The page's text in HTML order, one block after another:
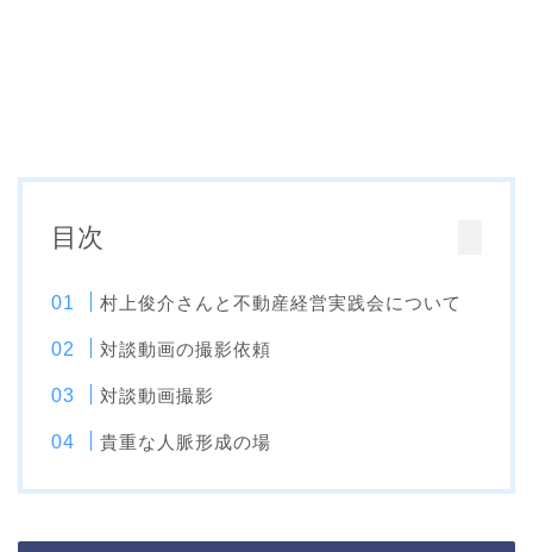
目次
村上俊介さんと不動産経営実践会について
対談動画の撮影依頼
対談動画撮影
貴重な人脈形成の場